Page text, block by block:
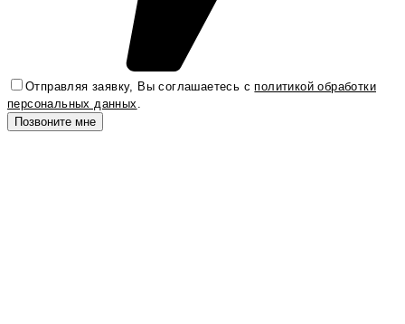
Отправляя заявку, Вы соглашаетесь сполитикой обработки
персональных данных.